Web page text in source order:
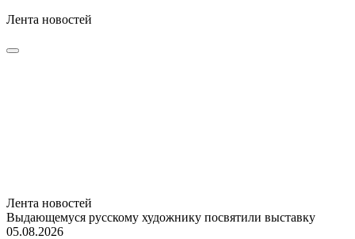
Лента новостей
Лента новостей
Выдающемуся русскому художнику посвятили выставку
05.08.2026